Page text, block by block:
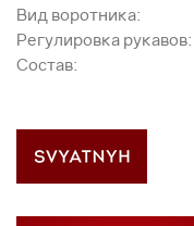
Вид воротника:
Регулировка рукавов:
Состав: